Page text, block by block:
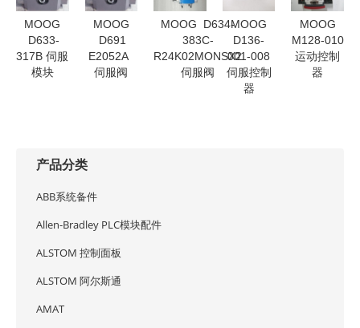
MOOG
D633-
317B 伺服
模块
MOOG
D691
E2052A
伺服阀
MOOG D634-
383C-
R24K02MONSX2
伺服阀
MOOG
D136-
001-008
伺服控制
器
MOOG
M128-010
运动控制
器
产品分类
ABB系统备件
Allen-Bradley PLC模块配件
ALSTOM 控制面板
ALSTOM 阿尔斯通
AMAT